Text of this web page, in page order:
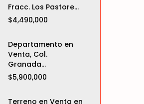
Fracc. Los Pastore...
$4,490,000
Departamento en
Venta, Col.
Granada...
$5,900,000
Terreno en Venta en